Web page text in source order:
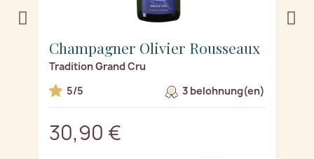
Champagner Olivier Rousseaux
Tradition Grand Cru
5/5
3 belohnung(en)
30,90 €